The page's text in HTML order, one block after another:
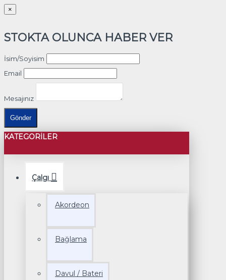
×
STOKTA OLUNCA HABER VER
İsim/Soyisim
Email
Mesajınız
Gönder
KATEGORILER
Çalgı
Akordeon
Bağlama
Davul / Bateri